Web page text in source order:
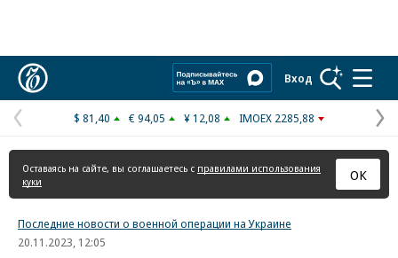
Вход
Предыдущая
страница
$ 81,40 € 94,05 ¥ 12,08 IMOEX 2285,88
Оставаясь на сайте, вы соглашаетесь с правилами использования
куки
ОК
Последние новости о военной операции на Украине
20.11.2023, 12:05